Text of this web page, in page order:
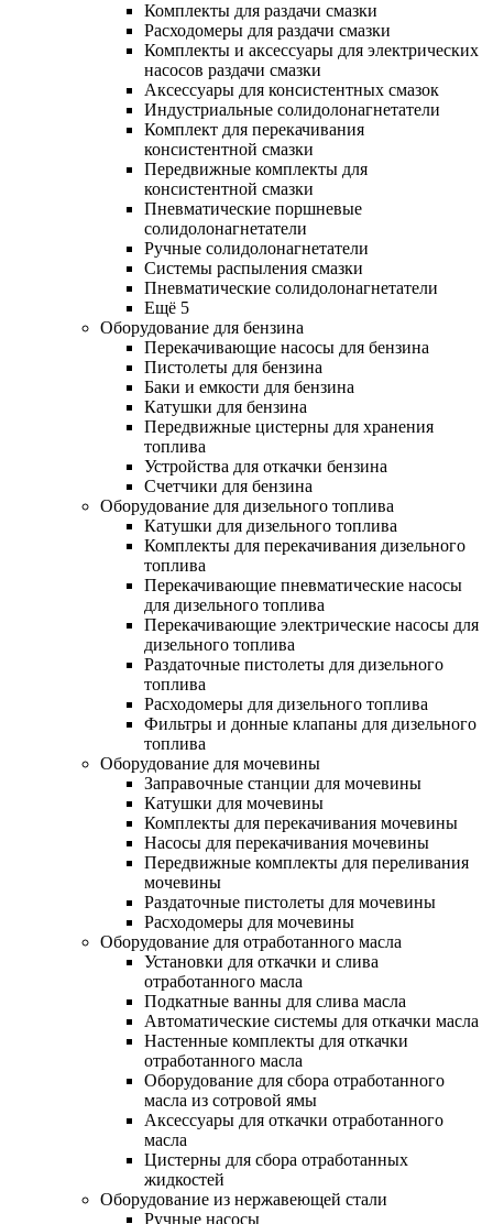
Комплекты для раздачи смазки
Расходомеры для раздачи смазки
Комплекты и аксессуары для электрических
насосов раздачи смазки
Аксессуары для консистентных смазок
Индустриальные солидолонагнетатели
Комплект для перекачивания
консистентной смазки
Передвижные комплекты для
консистентной смазки
Пневматические поршневые
солидолонагнетатели
Ручные солидолонагнетатели
Системы распыления смазки
Пневматические солидолонагнетатели
Ещё 5
Оборудование для бензина
Перекачивающие насосы для бензина
Пистолеты для бензина
Баки и емкости для бензина
Катушки для бензина
Передвижные цистерны для хранения
топлива
Устройства для откачки бензина
Счетчики для бензина
Оборудование для дизельного топлива
Катушки для дизельного топлива
Комплекты для перекачивания дизельного
топлива
Перекачивающие пневматические насосы
для дизельного топлива
Перекачивающие электрические насосы для
дизельного топлива
Раздаточные пистолеты для дизельного
топлива
Расходомеры для дизельного топлива
Фильтры и донные клапаны для дизельного
топлива
Оборудование для мочевины
Заправочные станции для мочевины
Катушки для мочевины
Комплекты для перекачивания мочевины
Насосы для перекачивания мочевины
Передвижные комплекты для переливания
мочевины
Раздаточные пистолеты для мочевины
Расходомеры для мочевины
Оборудование для отработанного масла
Установки для откачки и слива
отработанного масла
Подкатные ванны для слива масла
Автоматические системы для откачки масла
Настенные комплекты для откачки
отработанного масла
Оборудование для сбора отработанного
масла из сотровой ямы
Аксессуары для откачки отработанного
масла
Цистерны для сбора отработанных
жидкостей
Оборудование из нержавеющей стали
Ручные насосы